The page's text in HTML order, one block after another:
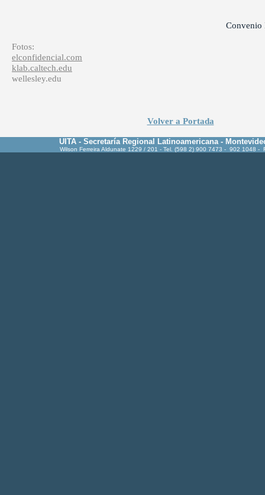
Convenio
Fotos:
elconfidencial.com
klab.caltech.edu
wellesley.edu
Volver a Portada
UITA - Secretaría Regional Latinoamericana -
Wilson Ferreira Aldunate 1229 / 201 - Tel. (598 2) 900 7473 - 902 1048 -